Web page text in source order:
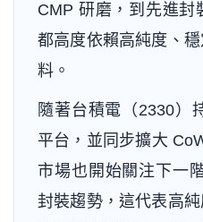
CMP 研磨，到先進封
都高度依賴高純度、
料。
隨著台積電（2330）
平台，並同步擴大
市場也開始關注下一
封裝趨勢，這代表高